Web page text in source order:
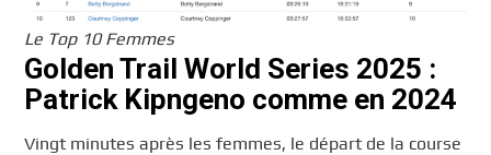
Le Top 10 Femmes
Golden Trail World Series 2025 :
Patrick Kipngeno comme en 2024
Vingt minutes après les femmes, le départ de la course